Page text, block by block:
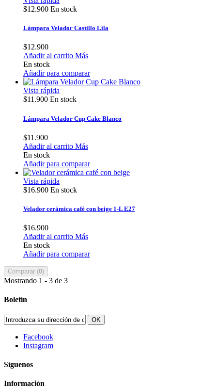
$12.900 En stock
Lámpara Velador Castillo Lila
$12.900
Añadir al carrito Más
En stock
Añadir para comparar
Vista rápida
$11.900 En stock
Lámpara Velador Cup Cake Blanco
$11.900
Añadir al carrito Más
En stock
Añadir para comparar
Vista rápida
$16.900 En stock
Velador cerámica café con beige 1-L E27
$16.900
Añadir al carrito Más
En stock
Añadir para comparar
Comparar (0)
Mostrando 1 - 3 de 3
Boletín
OK
Facebook
Instagram
Síguenos
Información